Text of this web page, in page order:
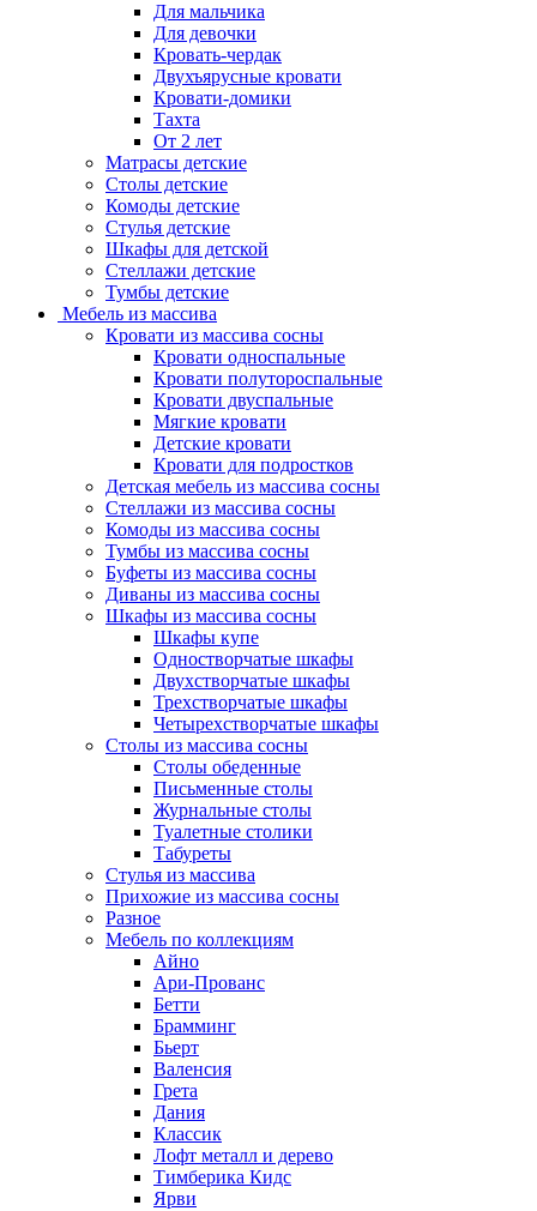
Для мальчика
Для девочки
Кровать-чердак
Двухъярусные кровати
Кровати-домики
Тахта
От 2 лет
Матрасы детские
Столы детские
Комоды детские
Стулья детские
Шкафы для детской
Стеллажи детские
Тумбы детские
Мебель из массива
Кровати из массива сосны
Кровати односпальные
Кровати полутороспальные
Кровати двуспальные
Мягкие кровати
Детские кровати
Кровати для подростков
Детская мебель из массива сосны
Стеллажи из массива сосны
Комоды из массива сосны
Тумбы из массива сосны
Буфеты из массива сосны
Диваны из массива сосны
Шкафы из массива сосны
Шкафы купе
Одностворчатые шкафы
Двухстворчатые шкафы
Трехстворчатые шкафы
Четырехстворчатые шкафы
Столы из массива сосны
Столы обеденные
Письменные столы
Журнальные столы
Туалетные столики
Табуреты
Стулья из массива
Прихожие из массива сосны
Разное
Мебель по коллекциям
Айно
Ари-Прованс
Бетти
Брамминг
Бьерт
Валенсия
Грета
Дания
Классик
Лофт металл и дерево
Тимберика Кидс
Ярви